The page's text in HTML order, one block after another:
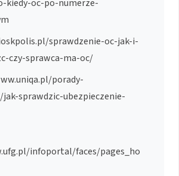
kiedy-oc-po-numerze-
sprawdzenie-oc-jak-i-
czy-sprawca-ma-oc/
porady-
sprawdzic-ubezpieczenie-
infoportal/faces/pages_ho